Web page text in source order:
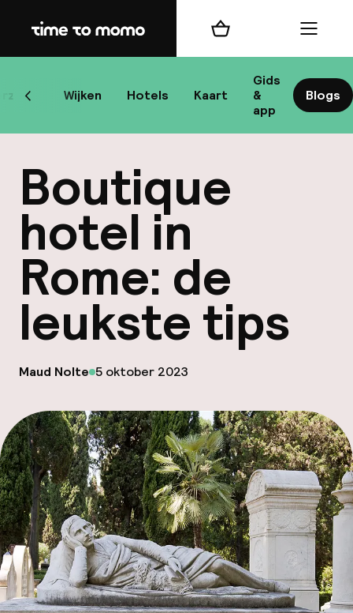
Home
Wijken Hotels Kaart
Gids
&
app
Blogs
Scroll naar links
Winkelmand Menu
Boutique
hotel in
Rome: de
leukste tips
Gepubliceerd door
Maud Nolte op
5 oktober 2023